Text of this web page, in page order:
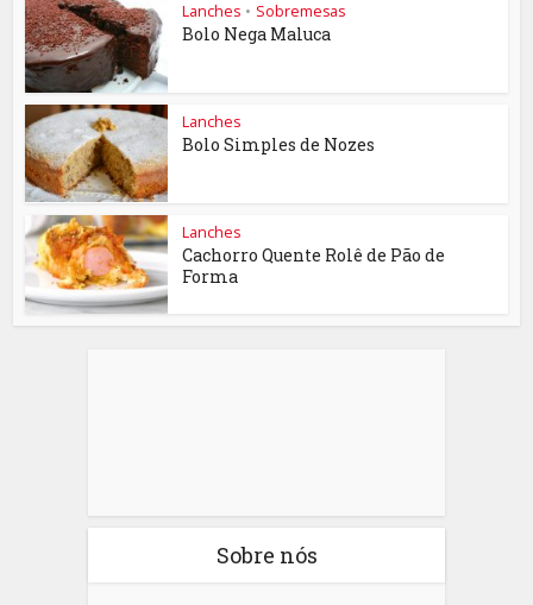
Lanches • Sobremesas
Bolo Nega Maluca
Lanches
Bolo Simples de Nozes
Lanches
Cachorro Quente Rolê de Pão de
Forma
Sobre nós